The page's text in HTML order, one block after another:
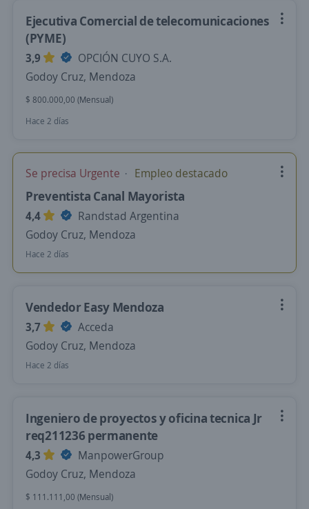
Ejecutiva Comercial de telecomunicaciones
(PYME)
3,9
OPCIÓN CUYO S.A.
Godoy Cruz, Mendoza
$ 800.000,00 (Mensual)
Hace 2 días
Se precisa Urgente Empleo destacado
Preventista Canal Mayorista
4,4
Randstad Argentina
Godoy Cruz, Mendoza
Hace 2 días
Vendedor Easy Mendoza
3,7
Acceda
Godoy Cruz, Mendoza
Hace 2 días
Ingeniero de proyectos y oficina tecnica Jr
req211236 permanente
4,3
ManpowerGroup
Godoy Cruz, Mendoza
$ 111.111,00 (Mensual)